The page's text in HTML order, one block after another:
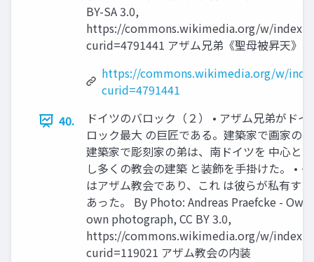
BY-SA 3.0,
https://commons.wikimedia.org/w/
curid=4791441 アザム兄弟《聖母被昇天》
https://commons.wikimedia.org/w/
curid=4791441
40.
ドイツのバロック（２） • アザム兄弟がドイ
ロック最大 の巨匠である。建築家で画家の
建築家で彫刻家の弟は、南ドイツを 中心と
し多くの教会の建築 と装飾を手掛けた。 •
はアザム教会であり、これ は彼らが私有す
あった。 By Photo: Andreas Praefcke -
own photograph, CC BY 3.0,
https://commons.wikimedia.org/w/
curid=119021 アザム教会の内装